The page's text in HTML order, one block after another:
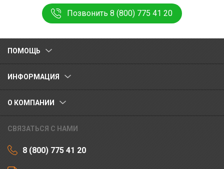
Позвонить 8 (800) 775 41 20
ПОМОЩЬ
ИНФОРМАЦИЯ
О КОМПАНИИ
СВЯЗАТЬСЯ С НАМИ
8 (800) 775 41 20